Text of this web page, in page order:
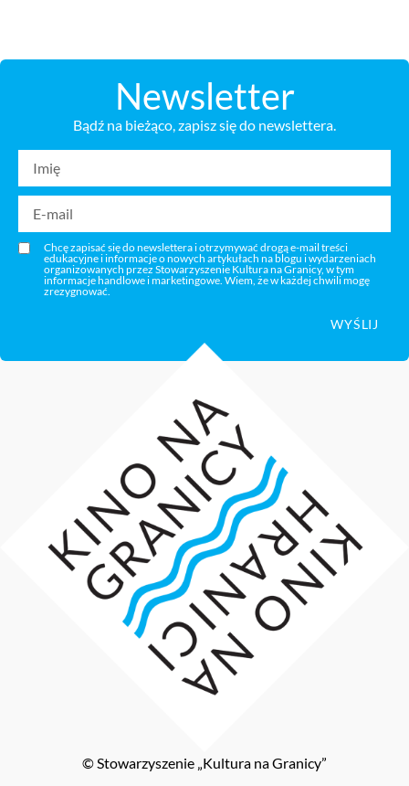
Newsletter
Bądź na bieżąco, zapisz się do newslettera.
Chcę zapisać się do newslettera i otrzymywać drogą e-mail treści
edukacyjne i informacje o nowych artykułach na blogu i wydarzeniach
organizowanych przez Stowarzyszenie Kultura na Granicy, w tym
informacje handlowe i marketingowe. Wiem, że w każdej chwili mogę
zrezygnować.
WYŚLIJ
© Stowarzyszenie „Kultura na Granicy”